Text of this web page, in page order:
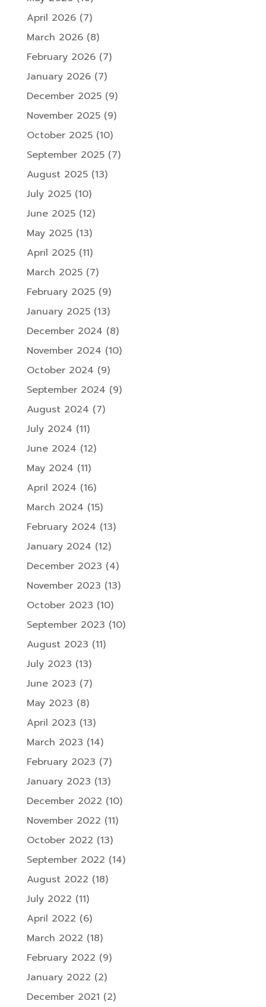
April 2026(7)
March 2026(8)
February 2026(7)
January 2026(7)
December 2025(9)
November 2025(9)
October 2025(10)
September 2025(7)
August 2025(13)
July 2025(10)
June 2025(12)
May 2025(13)
April 2025(11)
March 2025(7)
February 2025(9)
January 2025(13)
December 2024 (8)
November 2024 (10)
October 2024 (9)
September 2024 (9)
August 2024 (7)
July 2024 (11)
June 2024 (12)
May 2024 (11)
April 2024 (16)
March 2024 (15)
February 2024 (13)
January 2024 (12)
December 2023 (4)
November 2023 (13)
October 2023 (10)
September 2023 (10)
August 2023 (11)
July 2023 (13)
June 2023 (7)
May 2023 (8)
April 2023 (13)
March 2023 (14)
February 2023 (7)
January 2023 (13)
December 2022 (10)
November 2022 (11)
October 2022 (13)
September 2022 (14)
August 2022 (18)
July 2022 (11)
April 2022 (6)
March 2022 (18)
February 2022 (9)
January 2022 (2)
December 2021 (2)